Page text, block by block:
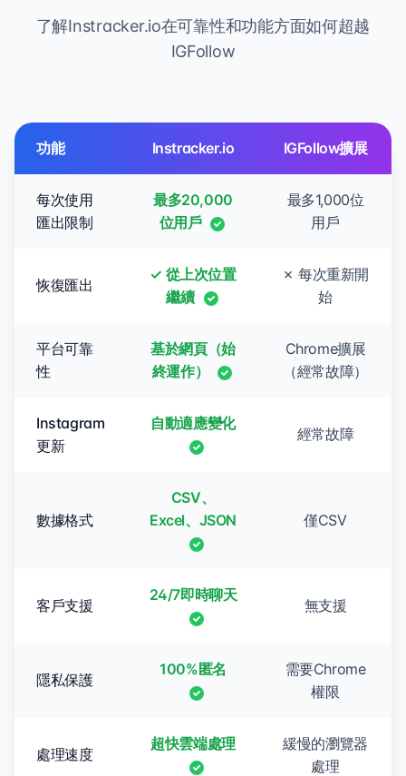
了解Instracker.io在可靠性和功能方面如何超越
IGFollow
功能 Instracker.io IGFollow擴展
每次使用
匯出限制
最多20,000
位用戶
最多1,000位
用戶
恢復匯出
✓ 從上次位置
繼續
✗ 每次重新開
始
平台可靠
性
基於網頁（始
終運作）
Chrome擴展
（經常故障）
Instagram
更新
自動適應變化
經常故障
數據格式
CSV、
Excel、JSON
僅CSV
客戶支援
24/7即時聊天
無支援
隱私保護
100%匿名
需要Chrome
權限
處理速度
超快雲端處理
緩慢的瀏覽器
處理